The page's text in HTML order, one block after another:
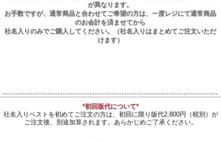
が異なります。
お手数ですが、通常商品と合わせてご希望の方は、一度レジにて通常商品
のお会計を済ませてから
社名入りのみでご購入してください。（社名入りはまとめてご注文いただ
けます）
*初回版代について*
社名入りベストを初めてご注文の方は、初回に限り版代2,800円（税別）が
ご注文後、別途加算されます。あらかじめご了承ください。